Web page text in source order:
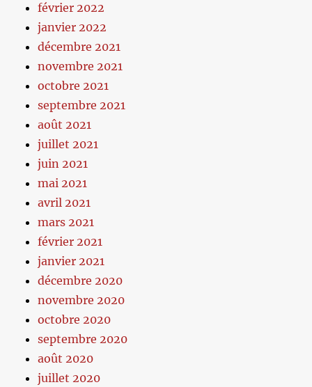
février 2022
janvier 2022
décembre 2021
novembre 2021
octobre 2021
septembre 2021
août 2021
juillet 2021
juin 2021
mai 2021
avril 2021
mars 2021
février 2021
janvier 2021
décembre 2020
novembre 2020
octobre 2020
septembre 2020
août 2020
juillet 2020